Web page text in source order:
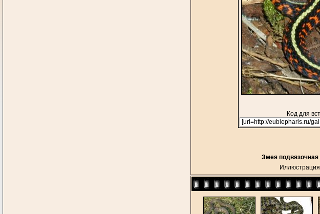
Код для
Змея